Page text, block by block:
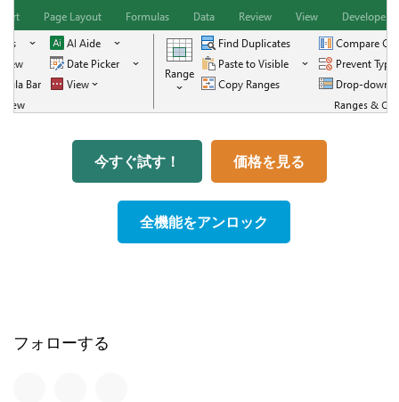
今すぐ試す！ 価格を見る
全機能をアンロック
フォローする